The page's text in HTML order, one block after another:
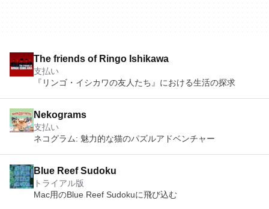
The friends of Ringo Ishikawa
支払い
『リンゴ・イシカワの友人たち』における生活の探求
Nekograms
支払い
ネコグラム: 魅力的な猫のパズルアドベンチャー
Blue Reef Sudoku
トライアル版
Mac用のBlue Reef Sudokuに飛び込む